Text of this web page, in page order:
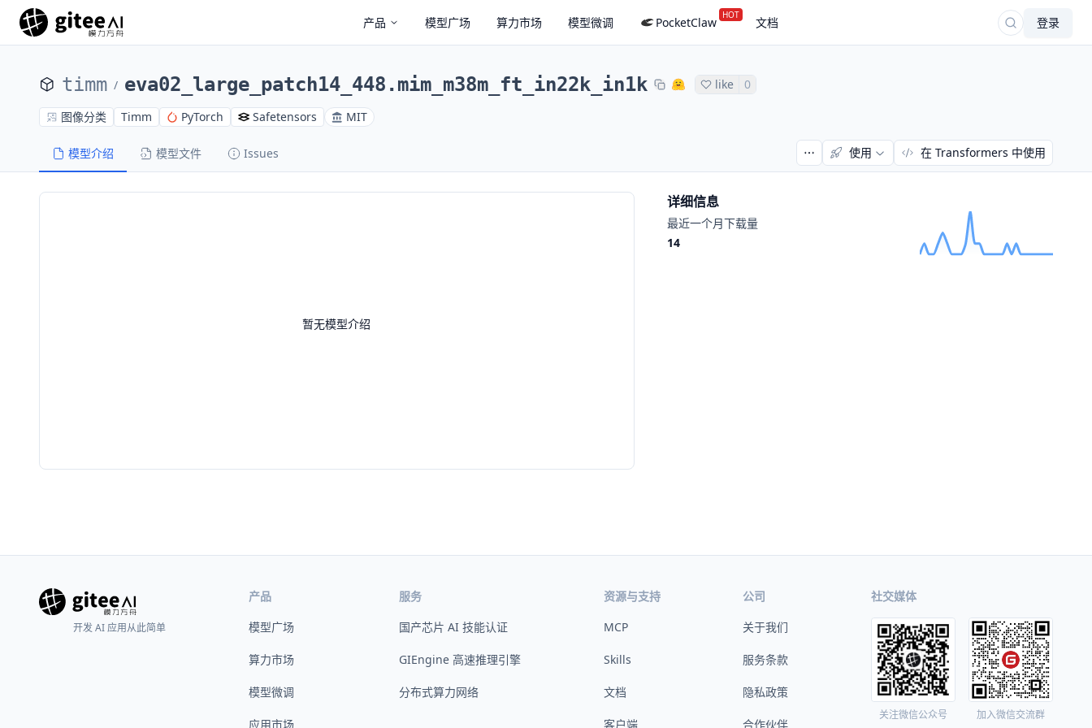
产品 模型广场 算力市场 模型微调 PocketClaw HOT 文档 登录
timm / eva02_large_patch14_448.mim_m38m_ft_in22k_in1k like 0
图像分类 Timm PyTorch Safetensors MIT
模型介绍 模型文件 Issues 使用 在 Transformers 中使用
暂无模型介绍
详细信息
最近一个月下载量
14
开发 AI 应用从此简单
产品
模型广场
算力市场
模型微调
应用市场
服务
国产芯片 AI 技能认证
GIEngine 高速推理引擎
分布式算力网络
资源与支持
MCP
Skills
文档
客户端
公司
关于我们
服务条款
隐私政策
合作伙伴
社交媒体
关注微信公众号 加入微信交流群